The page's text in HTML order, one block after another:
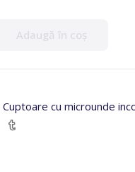
Adaugă în coș
Cuptoare cu microunde